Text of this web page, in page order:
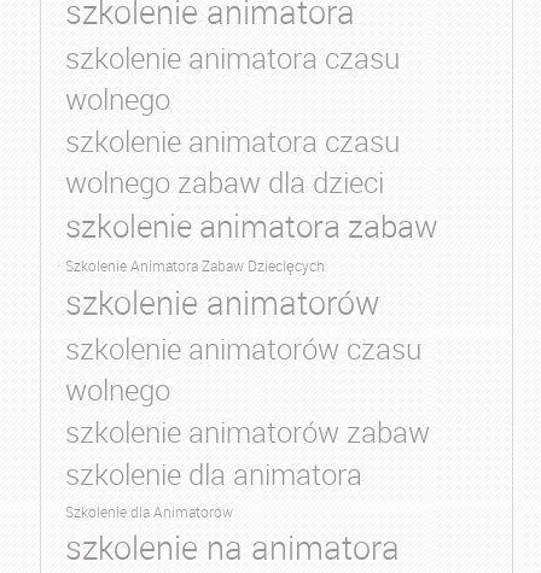
szkolenie animatora
szkolenie animatora czasu
wolnego
szkolenie animatora czasu
wolnego zabaw dla dzieci
szkolenie animatora zabaw
Szkolenie Animatora Zabaw Dziecięcych
szkolenie animatorów
szkolenie animatorów czasu
wolnego
szkolenie animatorów zabaw
szkolenie dla animatora
Szkolenie dla Animatorów
szkolenie na animatora